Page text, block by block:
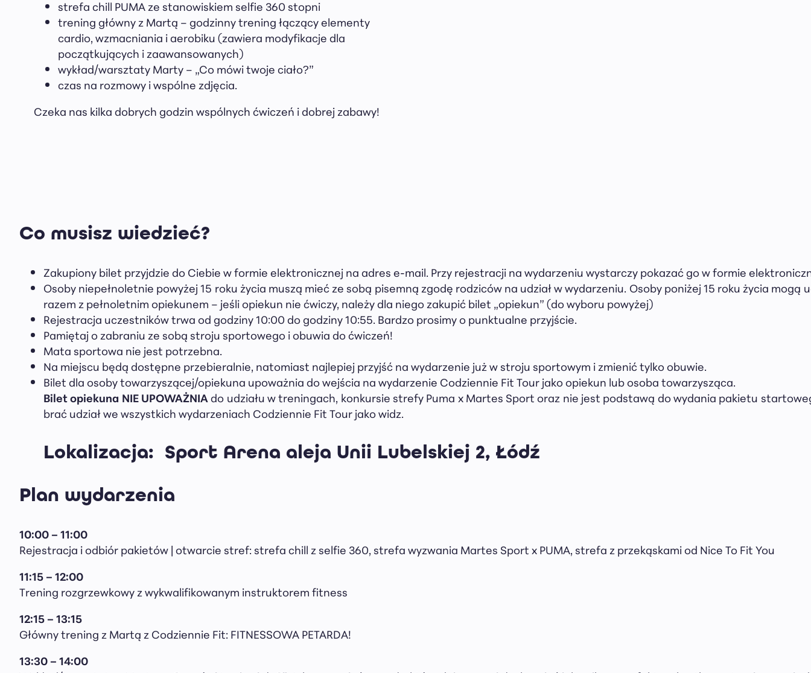
strefa chill PUMA ze stanowiskiem selfie 360 stopni
trening główny z Martą – godzinny trening łączący elementy
cardio, wzmacniania i aerobiku (zawiera modyfikacje dla
początkujących i zaawansowanych)
wykład/warsztaty Marty – „Co mówi twoje ciało?”
czas na rozmowy i wspólne zdjęcia.
Czeka nas kilka dobrych godzin wspólnych ćwiczeń i dobrej zabawy!
Co musisz wiedzieć?
Zakupiony bilet przyjdzie do Ciebie w formie elektronicznej na adres e-mail. Przy rejestracji na wydarzeniu wystarczy pokazać go w formie
Osoby niepełnoletnie powyżej 15 roku życia muszą mieć ze sobą pisemną zgodę rodziców na udział w wydarzeniu. Osoby poniżej 15 roku życia
razem z pełnoletnim opiekunem – jeśli opiekun nie ćwiczy, należy dla niego zakupić bilet „opiekun” (do wyboru powyżej)
Rejestracja uczestników trwa od godziny 10:00 do godziny 10:55. Bardzo prosimy o punktualne przyjście.
Pamiętaj o zabraniu ze sobą stroju sportowego i obuwia do ćwiczeń!
Mata sportowa nie jest potrzebna.
Na miejscu będą dostępne przebieralnie, natomiast najlepiej przyjść na wydarzenie już w stroju sportowym i zmienić tylko obuwie.
Bilet dla osoby towarzyszącej/opiekuna upoważnia do wejścia na wydarzenie Codziennie Fit Tour jako opiekun lub osoba towarzysząca.
Bilet opiekuna NIE UPOWAŻNIAdo udziału w treningach, konkursie strefy Puma x Martes Sport oraz nie jest podstawą do wydania pakietu
brać udział we wszystkich wydarzeniach Codziennie Fit Tour jako widz.
Lokalizacja: Sport Arena aleja Unii Lubelskiej 2, Łódź
Plan wydarzenia
10:00 – 11:00
Rejestracja i odbiór pakietów | otwarcie stref: strefa chill z selfie 360, strefa wyzwania Martes Sport x PUMA, strefa z przekąskami od Nice To Fit You
11:15– 12:00
Trening rozgrzewkowy z wykwalifikowanym instruktorem fitness
12:15 – 13:15
Główny trening z Martą z Codziennie Fit: FITNESSOWA PETARDA!
13:30 – 14:00